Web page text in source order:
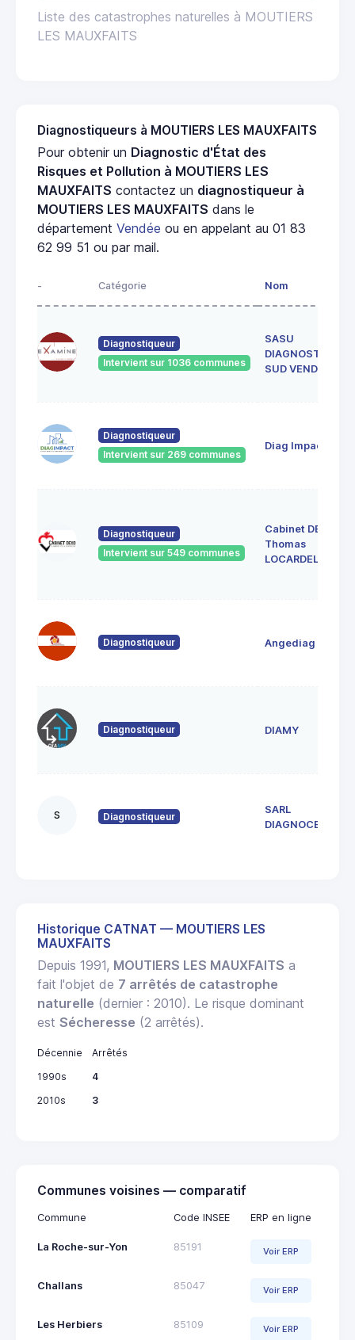
Liste des catastrophes naturelles à MOUTIERS
LES MAUXFAITS
Diagnostiqueurs à MOUTIERS LES MAUXFAITS
Pour obtenir un Diagnostic d'État des
Risques et Pollution à MOUTIERS LES
MAUXFAITS contactez un diagnostiqueur à
MOUTIERS LES MAUXFAITS dans le
département Vendée ou en appelant au 01 83
62 99 51 ou par mail.
- Catégorie Nom
Diagnostiqueur
Intervient sur 1036 communes
SASU
DIAGNOSTICS
SUD VENDEE
Diagnostiqueur
Intervient sur 269 communes
Diag Impact
Diagnostiqueur
Intervient sur 549 communes
Cabinet DEXO
Thomas
LOCARDEL
Diagnostiqueur Angediag
Diagnostiqueur DIAMY
S Diagnostiqueur
SARL
DIAGNOCEAN
Historique CATNAT — MOUTIERS LES
MAUXFAITS
Depuis 1991, MOUTIERS LES MAUXFAITS a
fait l'objet de 7 arrêtés de catastrophe
naturelle (dernier : 2010). Le risque dominant
est Sécheresse (2 arrêtés).
Décennie
Arrêtés
1990s
4
2010s
3
Communes voisines — comparatif
Commune Code INSEE ERP en ligne
La Roche-sur-Yon 85191 Voir ERP
Challans 85047 Voir ERP
Les Herbiers 85109 Voir ERP